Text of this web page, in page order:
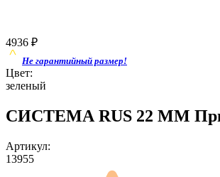
4936 ₽
Не гарантийный размер!
Цвет:
зеленый
СИСТЕМА RUS 22 ММ
Артикул:
13955